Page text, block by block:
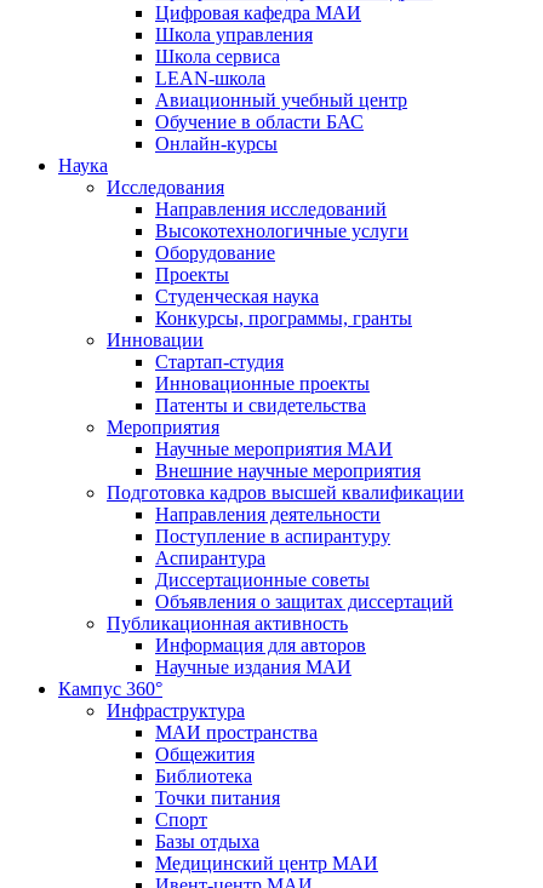
Цифровая кафедра МАИ
Школа управления
Школа сервиса
LEAN-школа
Авиационный учебный центр
Обучение в области БАС
Онлайн-курсы
Наука
Исследования
Направления исследований
Высокотехнологичные услуги
Оборудование
Проекты
Студенческая наука
Конкурсы, программы, гранты
Инновации
Стартап-студия
Инновационные проекты
Патенты и свидетельства
Мероприятия
Научные мероприятия МАИ
Внешние научные мероприятия
Подготовка кадров высшей квалификации
Направления деятельности
Поступление в аспирантуру
Аспирантура
Диссертационные советы
Объявления о защитах диссертаций
Публикационная активность
Информация для авторов
Научные издания МАИ
Кампус 360°
Инфраструктура
МАИ пространства
Общежития
Библиотека
Точки питания
Спорт
Базы отдыха
Медицинский центр МАИ